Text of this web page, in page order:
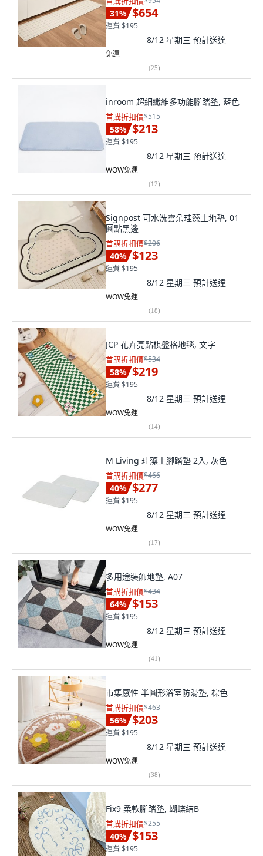
31% $654
運費 $195
8/12 星期三 預計送達
免運
(25)
inroom 超細纖維多功能腳踏墊, 藍色
首購折扣價$515
58% $213
運費 $195
8/12 星期三 預計送達
WOW免運
(12)
Signpost 可水洗雲朵珪藻土地墊, 01
圓點黑邊
首購折扣價$206
40% $123
運費 $195
8/12 星期三 預計送達
WOW免運
(18)
JCP 花卉亮點棋盤格地毯, 文字
首購折扣價$534
58% $219
運費 $195
8/12 星期三 預計送達
WOW免運
(14)
M Living 珪藻土腳踏墊 2入, 灰色
首購折扣價$466
40% $277
運費 $195
8/12 星期三 預計送達
WOW免運
(17)
多用途裝飾地墊, A07
首購折扣價$434
64% $153
運費 $195
8/12 星期三 預計送達
WOW免運
(41)
市集感性 半圓形浴室防滑墊, 棕色
首購折扣價$463
56% $203
運費 $195
8/12 星期三 預計送達
WOW免運
(38)
Fix9 柔軟腳踏墊, 蝴蝶結B
首購折扣價$255
40% $153
運費 $195